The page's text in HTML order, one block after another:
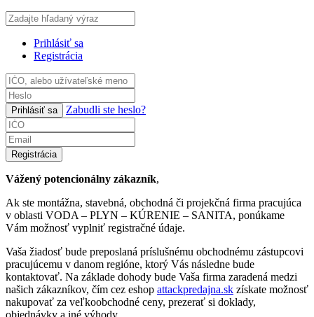
Prihlásiť sa
Registrácia
Prihlásiť sa Zabudli ste heslo?
Registrácia
Vážený potencionálny zákazník,
Ak ste montážna, stavebná, obchodná či projekčná firma pracujúca
v oblasti VODA – PLYN – KÚRENIE – SANITA, ponúkame
Vám možnosť vyplniť registračné údaje.
Vaša žiadosť bude preposlaná príslušnému obchodnému zástupcovi
pracujúcemu v danom regióne, ktorý Vás následne bude
kontaktovať. Na základe dohody bude Vaša firma zaradená medzi
našich zákazníkov, čím cez eshop attackpredajna.sk získate možnosť
nakupovať za veľkoobchodné ceny, prezerať si doklady,
objednávky a iné výhody.